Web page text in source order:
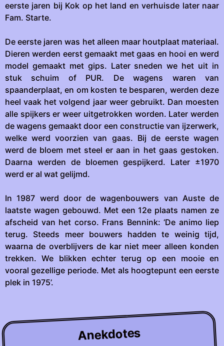
eerste jaren bij Kok op het land en verhuisde later naar
Fam. Starte.
De eerste jaren was het alleen maar houtplaat materiaal.
Dieren werden eerst gemaakt met gaas en hooi en werd
model gemaakt met gips. Later sneden we het uit in
stuk schuim of PUR. De wagens waren van
spaanderplaat, en om kosten te besparen, werden deze
heel vaak het volgend jaar weer gebruikt. Dan moesten
alle spijkers er weer uitgetrokken worden. Later werden
de wagens gemaakt door een constructie van ijzerwerk,
welke werd voorzien van gaas. Bij de eerste wagen
werd de bloem met steel er aan in het gaas gestoken.
Daarna werden de bloemen gespijkerd. Later ±1970
werd er al wat gelijmd.
In 1987 werd door de wagenbouwers van Auste de
laatste wagen gebouwd. Met een 12e plaats namen ze
afscheid van het corso. Frans Bennink: ‘De animo liep
terug. Steeds meer bouwers hadden te weinig tijd,
waarna de overblijvers de kar niet meer alleen konden
trekken. We blikken echter terug op een mooie en
vooral gezellige periode. Met als hoogtepunt een eerste
plek in 1975’.
Anekdotes